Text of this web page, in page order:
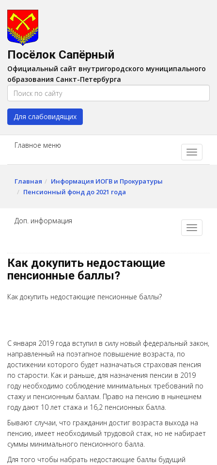
Изображения:
Цвет:A A
Посёлок Сапёрный
Официальный сайт внутригородского муниципального
образования Санкт-Петербурга
Для слабовидящих
Главное меню
Главная
Информация ИОГВ и Прокуратуры
Пенсионный фонд до 2021 года
Доп. информация
Как докупить недостающие
пенсионные баллы?
Как докупить недостающие пенсионные баллы?
С января 2019 года вступил в силу новый федеральный закон,
направленный на поэтапное повышение возраста, по
достижении которого будет назначаться страховая пенсия
по старости. Как и раньше, для назначения пенсии в 2019
году необходимо соблюдение минимальных требований по
стажу и пенсионным баллам. Право на пенсию в нынешнем
году дают 10 лет стажа и 16,2 пенсионных балла.
Бывают случаи, что гражданин достиг возраста выхода на
пенсию, имеет необходимый трудовой стаж, но не набирает
суммы минимального пенсионного балла.
Для того чтобы набрать недостающие баллы будущий